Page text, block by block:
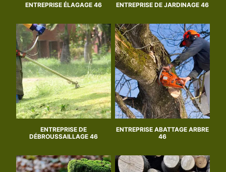
ENTREPRISE ÉLAGAGE 46 ENTREPRISE DE JARDINAGE 46
ENTREPRISE DE
DÉBROUSSAILLAGE 46
ENTREPRISE ABATTAGE ARBRE
46